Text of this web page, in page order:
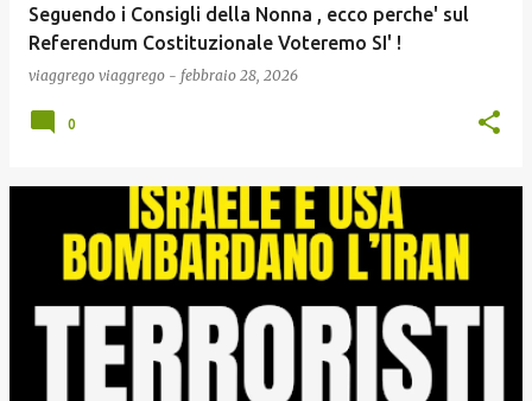
Seguendo i Consigli della Nonna , ecco perche' sul
Referendum Costituzionale Voteremo SI' !
viaggrego viaggrego - febbraio 28, 2026
0